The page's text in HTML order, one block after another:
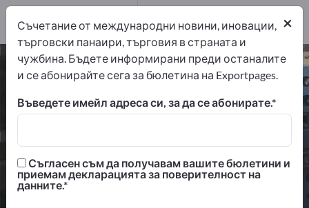
Кабели и проводници – намерете
производители и доставчици
дистрибутори
4
дистрибутори
×
Съчетание от международни новини, иновации,
търговски панаири, търговия в страната и
чужбина. Бъдете информирани преди останалите
и се абонирайте сега за бюлетина на Exportpages.
Въведете имейл адреса си, за да се абонирате.
Съгласен съм да получавам вашите бюлетини и
приемам декларацията за поверителност на
данните.